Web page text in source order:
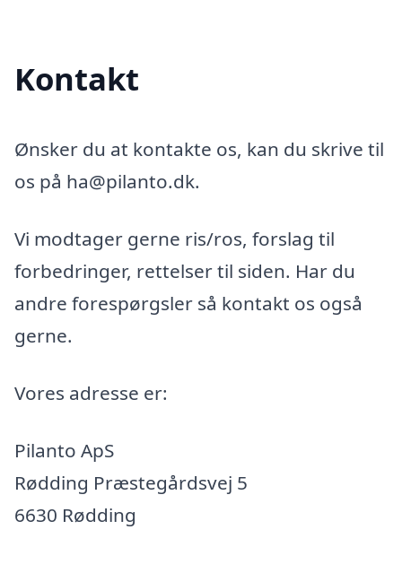
Kontakt
Ønsker du at kontakte os, kan du skrive til
os på ha@pilanto.dk.
Vi modtager gerne ris/ros, forslag til
forbedringer, rettelser til siden. Har du
andre forespørgsler så kontakt os også
gerne.
Vores adresse er:
Pilanto ApS
Rødding Præstegårdsvej 5
6630 Rødding